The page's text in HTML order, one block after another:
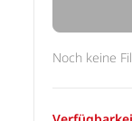
Noch keine